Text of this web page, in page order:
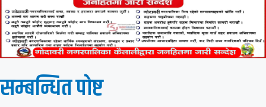
सम्बन्धित पाेष्ट